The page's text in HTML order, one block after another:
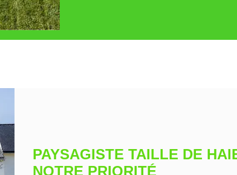
PAYSAGISTE TAILLE DE
NOTRE PRIORITÉ